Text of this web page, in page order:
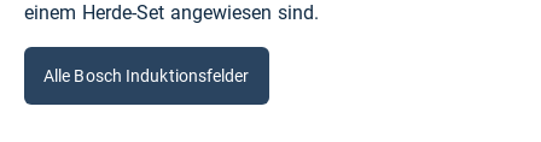
einem Herde-Set angewiesen sind.
Alle Bosch Induktionsfelder